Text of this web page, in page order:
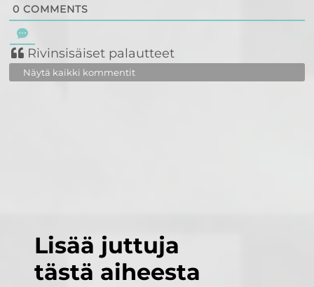
0 COMMENTS
Rivinsisäiset palautteet
Näytä kaikki kommentit
Lisää juttuja
tästä aiheesta